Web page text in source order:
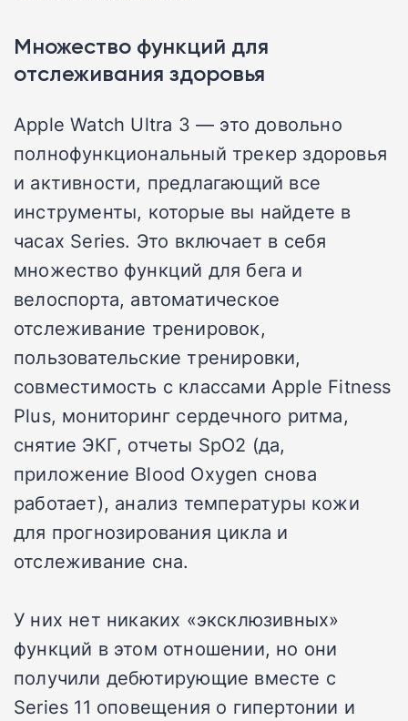
Множество функций для
отслеживания здоровья
Apple Watch Ultra 3 — это довольно
полнофункциональный трекер здоровья
и активности, предлагающий все
инструменты, которые вы найдете в
часах Series. Это включает в себя
множество функций для бега и
велоспорта, автоматическое
отслеживание тренировок,
пользовательские тренировки,
совместимость с классами Apple Fitness
Plus, мониторинг сердечного ритма,
снятие ЭКГ, отчеты SpO2 (да,
приложение Blood Oxygen снова
работает), анализ температуры кожи
для прогнозирования цикла и
отслеживание сна.
У них нет никаких «эксклюзивных»
функций в этом отношении, но они
получили дебютирующие вместе с
Series 11 оповещения о гипертонии и